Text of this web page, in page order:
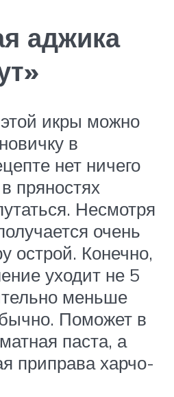
аджика
икры можно
в
нет ничего
пряностях
Несмотря
очень
острой. Конечно,
уходит не 5
меньше
Поможет в
паста, а
приправа харчо-